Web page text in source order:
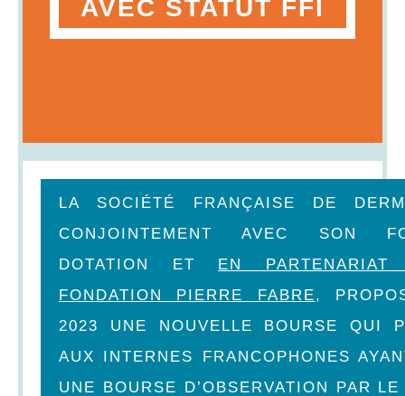
AVEC STATUT FFI
LA SOCIÉTÉ FRANÇAISE DE
CONJOINTEMENT AVEC SON
DOTATION ET EN
FONDATION PIERRE FABRE,
2023 UNE NOUVELLE BOURSE QUI
AUX INTERNES FRANCOPHONES
UNE BOURSE D’OBSERVATION PAR